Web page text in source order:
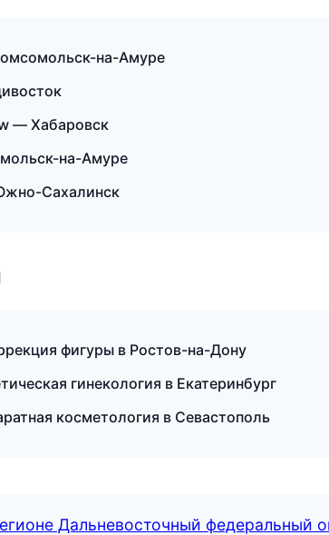
на-Амуре
— Хабаровск
на-Амуре
Сахалинск
фигуры в Ростов-на-Дону
гинекология в Екатеринбург
косметология в Севастополь
Дальневосточный федеральный